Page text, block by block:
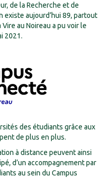
de la Recherche et de
existe aujourd’hui 89, partout
au Noireau a pu voir le
2021.
des étudiants grâce aux
de plus en plus.
à distance peuvent ainsi
d’un accompagnement par
au sein du Campus